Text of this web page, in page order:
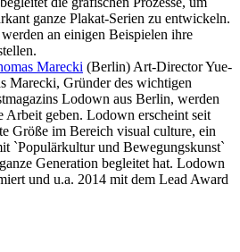
ganze Plakat-Serien zu entwickeln.
an einigen Beispielen ihre
Marecki (Berlin) Art-Director Yue-
Marecki, Gründer des wichtigen
Lodown aus Berlin, werden
geben. Lodown erscheint seit
Größe im Bereich visual culture, ein
`Populärkultur und Bewegungskunst`
Generation begleitet hat. Lodown
und u.a. 2014 mit dem Lead Award